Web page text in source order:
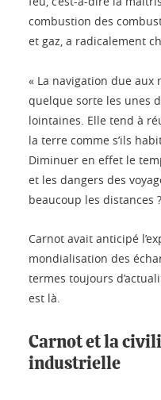
combustion des
et gaz, a radicalement
« La navigation due aux
quelque sorte les unes
lointaines. Elle tend à
la terre comme s’ils
Diminuer en effet le
et les dangers des
beaucoup les distances
Carnot avait anticipé
mondialisation des
termes toujours
est là.
Carnot et la
industrielle